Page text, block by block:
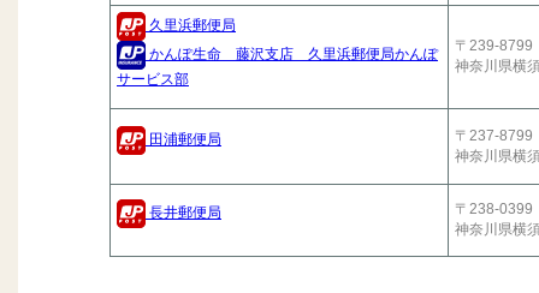
久里浜郵便局
かんぽ生命 藤沢支店 久里浜郵便局かんぽ
サービス部
〒239-8799
神奈川県横
田浦郵便局
〒237-8799
神奈川県横
長井郵便局
〒238-0399
神奈川県横